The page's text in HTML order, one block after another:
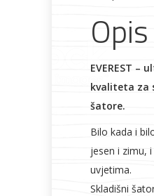
Metalna
galanterija
Opis
EVEREST –
kvaliteta za
šatore.
Bilo kada i
jesen i zimu,
uvjetima.
Skladišni